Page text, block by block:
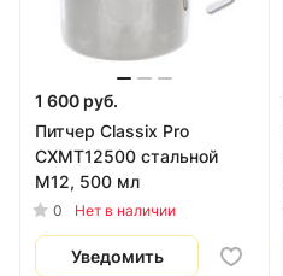
1 600 руб.
Питчер Classix Pro
CXMT12500 стальной
М12, 500 мл
0 Нет в наличии
Уведомить